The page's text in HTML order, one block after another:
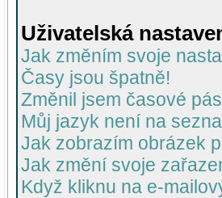
Uživatelská
Jak změním svoje
Časy jsou špatně!
Změnil jsem časové
Můj jazyk není na
Jak zobrazím obrázek
Jak změní svoje
Když kliknu na e-